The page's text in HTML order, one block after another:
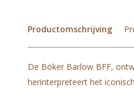
Productomschrijving
De Böker Barlow BFF,
herinterpreteert het